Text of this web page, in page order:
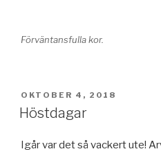
Förväntansfulla kor.
PUBLICERAT
OKTOBER 4, 2018
Höstdagar
Igår var det så vackert ute!